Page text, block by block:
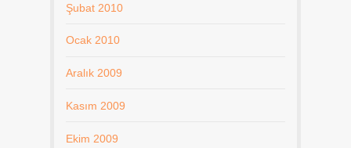
Şubat 2010
Ocak 2010
Aralık 2009
Kasım 2009
Ekim 2009